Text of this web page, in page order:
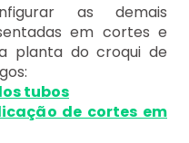
as demais
em cortes e
planta do croqui de
tubos
de cortes em